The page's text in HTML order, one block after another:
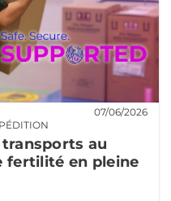
07/06/2026
au
fertilité en pleine